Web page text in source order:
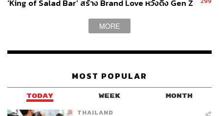
277
จิรันธนิน กมลเลิศ
Content Creator ประจำ THE STANDARD
‘King of Salad Bar’ สร้าง Brand Love หวังดึง Gen Z
MORE
MOST POPULAR
TODAY WEEK MONTH
THAILAND